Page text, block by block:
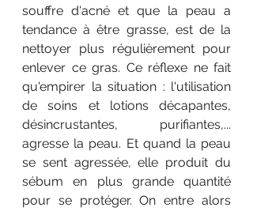
souffre d'acné et que la peau a
tendance à être grasse, est de la
nettoyer plus régulièrement pour
enlever ce gras. Ce réflexe ne fait
qu'empirer la situation : l'utilisation
de soins et lotions décapantes,
désincrustantes, purifiantes,...
agresse la peau. Et quand la peau
se sent agressée, elle produit du
sébum en plus grande quantité
pour se protéger. On entre alors